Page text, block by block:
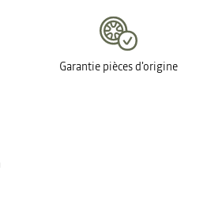
Garantie pièces d'origine